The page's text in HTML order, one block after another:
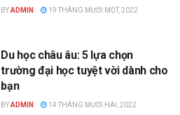
BYADMIN 19 THÁNG MƯỜI MỘT, 2022
Du học châu âu: 5 lựa chọn
trường đại học tuyệt vời dành cho
bạn
BYADMIN 14 THÁNG MƯỜI HAI, 2022